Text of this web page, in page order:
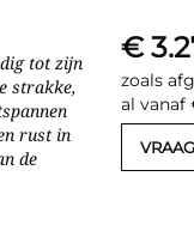
tot zijn
strakke,
rust in
de
€
zoals
al vanaf